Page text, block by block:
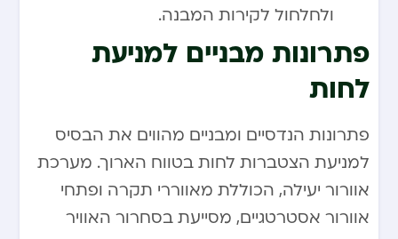
ולחלחול לקירות המבנה.
פתרונות מבניים למניעת
לחות
פתרונות הנדסיים ומבניים מהווים את הבסיס
למניעת הצטברות לחות בטווח הארוך. מערכת
אוורור יעילה, הכוללת מאווררי תקרה ופתחי
אוורור אסטרטגיים, מסייעת בסחרור האוויר